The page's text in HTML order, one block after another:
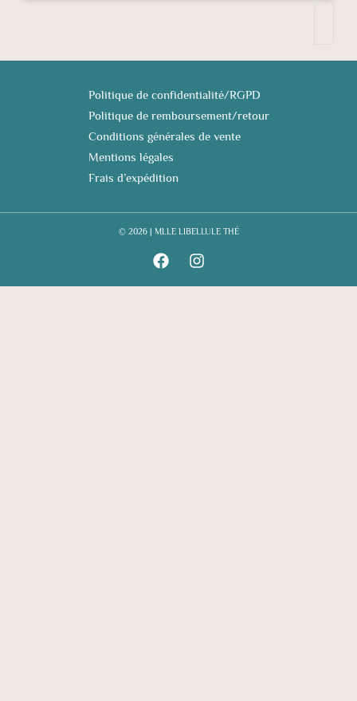
Politique de confidentialité/RGPD
Politique de remboursement/retour
Conditions générales de vente
Mentions légales
Frais d’expédition
© 2026 | MLLE LIBELLULE THÉ